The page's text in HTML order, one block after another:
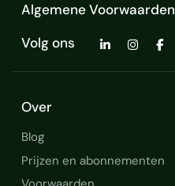
Algemene Voorwaarden
Volg ons
Over
Blog
Prijzen en abonnementen